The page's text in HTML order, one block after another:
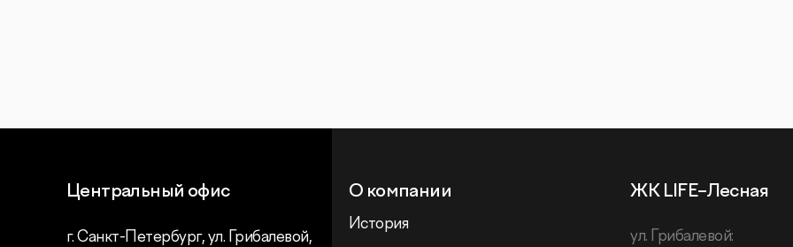
Центральный офис
г. Санкт-Петербург, ул. Грибалевой,
О компании
История
ЖК LIFE–Лесная
ул. Грибалевой: